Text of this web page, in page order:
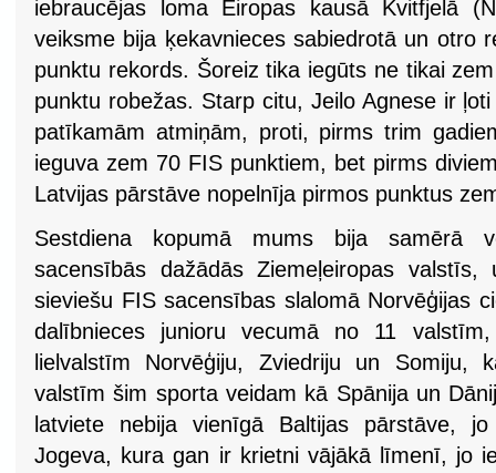
iebraucējas loma Eiropas kausā Kvitfjelā
veiksme bija ķekavnieces sabiedrotā un otro
punktu rekords. Šoreiz tika iegūts ne tikai
punktu robežas. Starp citu, Jeilo Agnese ir
patīkamām atmiņām, proti, pirms trim
ieguva zem 70 FIS punktiem, bet pirms
Latvijas pārstāve nopelnīja pirmos punktus
Sestdiena kopumā mums bija samērā
sacensībās dažādās Ziemeļeiropas
sieviešu FIS sacensības slalomā Norvēģijas
dalībnieces junioru vecumā no 11
lielvalstīm Norvēģiju, Zviedriju un Somiju,
valstīm šim sporta veidam kā Spānija un
latviete nebija vienīgā Baltijas pārstāve,
Jogeva, kura gan ir krietni vājākā līmenī, jo